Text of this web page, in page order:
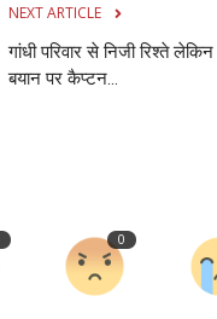
NEXT ARTICLE
गांधी परिवार से निजी रिश्ते
बयान पर कैप्‍टन...
0